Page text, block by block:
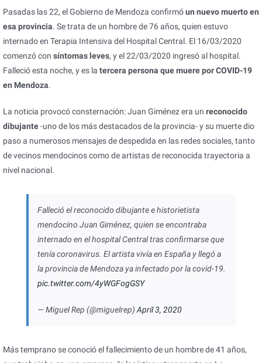
Pasadas las 22, el Gobierno de Mendoza confirmóun nuevo muerto en
esa provincia. Se trata de un hombre de 76 años, quien estuvo
internado en Terapia Intensiva del Hospital Central. El 16/03/2020
comenzó con síntomas leves, y el 22/03/2020 ingresó al hospital.
Falleció esta noche, y es la tercera persona que muere por COVID-19
en Mendoza.​
La noticia provocó consternación: Juan Giménez era un reconocido
dibujante-uno de los más destacados de la provincia- y su muerte dio
paso a numerosos mensajes de despedida en las redes sociales, tanto
de vecinos mendocinos como de artistas de reconocida trayectoria a
nivel nacional.
Falleció el reconocido dibujante e historietista
mendocino Juan Giménez, quien se encontraba
internado en el hospital Central tras confirmarse que
tenía coronavirus. El artista vivía en España y llegó a
la provincia de Mendoza ya infectado por la covid-19.
pic.twitter.com/4yWGFogGSY
— Miguel Rep (@miguelrep) April 3, 2020
Más temprano se conoció el fallecimiento de un hombre de 41 años,